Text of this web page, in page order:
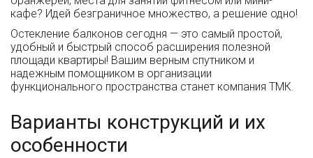
кафе? Идей безграничное множество, а решение одно!
Остекление балконов сегодня — это самый простой,
удобный и быстрый способ расширения полезной
площади квартиры! Вашим верным спутником и
надежным помощником в организации
функционального пространства станет компания ТМК.
Варианты конструкций и их
особенности